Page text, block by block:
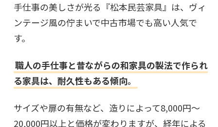
手仕事の美しさが光る『松本民芸家具』は、ヴィ
ンテージ風の佇まいで中古市場でも高い人気で
す。
職人の手仕事と昔ながらの和家具の製法で作られ
る家具は、耐久性もある傾向。
サイズや扉の有無など、造りによって8,000円〜
20,000円以上と価格が変わりますが、経年による